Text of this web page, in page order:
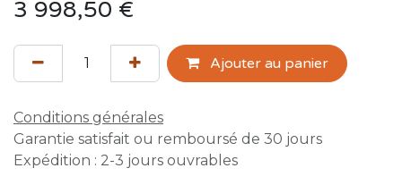
3 998,50 €
Ajouter au panier
Conditions générales
Garantie satisfait ou remboursé de 30 jours
Expédition : 2-3 jours ouvrables